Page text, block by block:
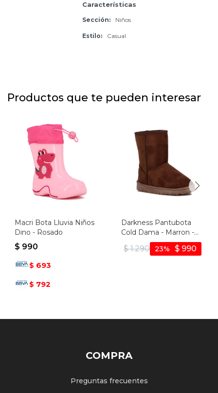
Características
Sección Niños
Estilo Casual
Productos que te pueden interesar
Macri Bota Lluvia Niños
Dino - Rosado
$ 990
$ 693
$ 792
Darkness Pantubota
Cold Dama - Marron -
$ 1.290 $ 990
23
COMPRA
Preguntas frecuentes